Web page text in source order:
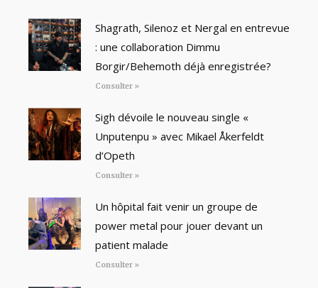
Shagrath, Silenoz et Nergal en entrevue
: une collaboration Dimmu
Borgir/Behemoth déjà enregistrée?
Consulter »
Sigh dévoile le nouveau single «
Unputenpu » avec Mikael Åkerfeldt
d’Opeth
Consulter »
Un hôpital fait venir un groupe de
power metal pour jouer devant un
patient malade
Consulter »